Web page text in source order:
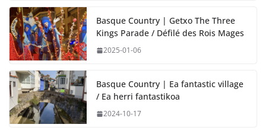
Basque Country | Getxo The Three
Kings Parade / Défilé des Rois Mages
2025-01-06
Basque Country | Ea fantastic village
/ Ea herri fantastikoa
2024-10-17